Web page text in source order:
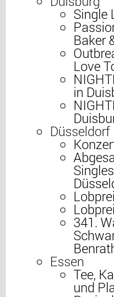
Single
Baker
Love
in
Düsseldorf
341.
Essen
Tee,
und